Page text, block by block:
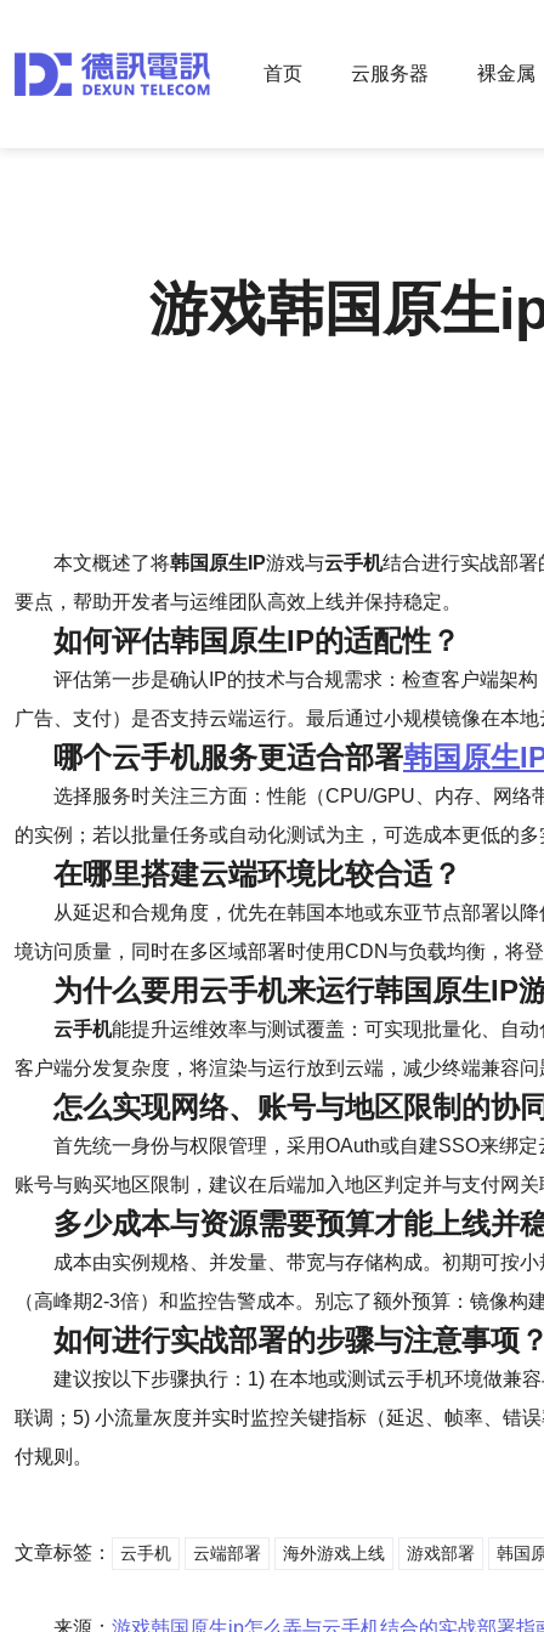
首页 云服务器 裸金属
游戏韩国原生
本文概述了将韩国原生IP游戏与云手机结合进行实战部
要点，帮助开发者与运维团队高效上线并保持稳定。
如何评估韩国原生IP的适配性？
评估第一步是确认IP的技术与合规需求：检查客户端架
广告、支付）是否支持云端运行。最后通过小规模镜像在本
哪个云手机服务更适合部署韩国原生
选择服务时关注三方面：性能（CPU/GPU、内存、网
的实例；若以批量任务或自动化测试为主，可选成本更低的
在哪里搭建云端环境比较合适？
从延迟和合规角度，优先在韩国本地或东亚节点部署以
境访问质量，同时在多区域部署时使用CDN与负载均衡，将
为什么要用云手机来运行韩国原生IP
云手机能提升运维效率与测试覆盖：可实现批量化、自
客户端分发复杂度，将渲染与运行放到云端，减少终端兼容
怎么实现网络、账号与地区限制的协
首先统一身份与权限管理，采用OAuth或自建SSO来绑
账号与购买地区限制，建议在后端加入地区判定并与支付网
多少成本与资源需要预算才能上线并
成本由实例规格、并发量、带宽与存储构成。初期可按
（高峰期2-3倍）和监控告警成本。别忘了额外预算：镜像
如何进行实战部署的步骤与注意事项
建议按以下步骤执行：1) 在本地或测试云手机环境做兼
联调；5) 小流量灰度并实时监控关键指标（延迟、帧率、错
付规则。
文章标签： 云手机 云端部署 海外游戏上线 游戏部署 韩国
来源： 游戏韩国原生ip怎么弄与云手机结合的实战部署指